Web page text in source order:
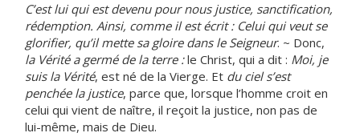
C’est lui quiest devenu pour nous justice, sanctification,
rédemption. Ainsi, comme il est écrit : Celui qui veut se
glorifier, qu’il mette sa gloire dans le Seigneur. ~ Donc,
la Véritéa germé de la terre :le Christ, qui a dit : Moi, je
suis la Vérité, est né de la Vierge. Et du ciel s’est
penchée la justice, parce que, lorsque l’homme croit en
celui qui vient de naître, il reçoit la justice, non pas de
lui-même, mais de Dieu.